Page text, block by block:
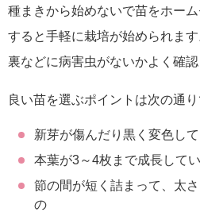
種まきから始めないで苗をホー
すると手軽に栽培が始められま
裏などに病害虫がないかよく確認
良い苗を選ぶポイントは次の通り
新芽が傷んだり黒く変色し
本葉が3～4枚まで成長して
節の間が短く詰まって、太
の